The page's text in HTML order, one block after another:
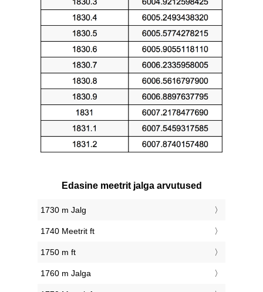
Edasine meetrit jalga arvutused
1730 m Jalg
1740 Meetrit ft
1750 m ft
1760 m Jalga